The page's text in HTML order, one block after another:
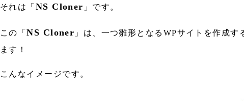
それは「 NS Cloner 」です。
この「NS Cloner 」は、一つ雛形となるWPサイトを作成
ます！
こんなイメージです。